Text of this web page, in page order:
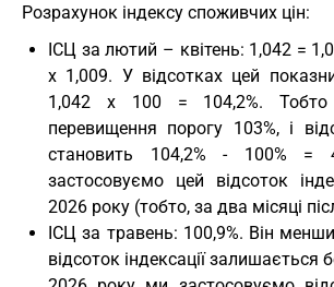
Розрахунок індексу споживчих цін:
ІСЦ за лютий – квітень: 1,042 =
х 1,009. У відсотках цей
1,042 х 100 = 104,2%.
перевищення порогу 103%, і
становить 104,2% - 100%
застосовуємо цей відсоток
2026 року (тобто, за два місяці
ІСЦ за травень: 100,9%. Він
відсоток індексації залишається